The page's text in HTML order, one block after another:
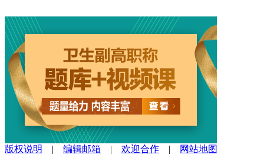
版权说明 | 编辑邮箱 | 欢迎合作 | 网站地图